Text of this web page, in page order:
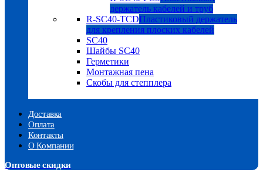
держатель кабелей и труб
R-SC40-TCDПластиковый держатель
для крепления плоских кабелей
SC40
Шайбы SC40
Герметики
Монтажная пена
Скобы для степплера
Доставка
Оплата
Контакты
О Компании
Оптовые скидки